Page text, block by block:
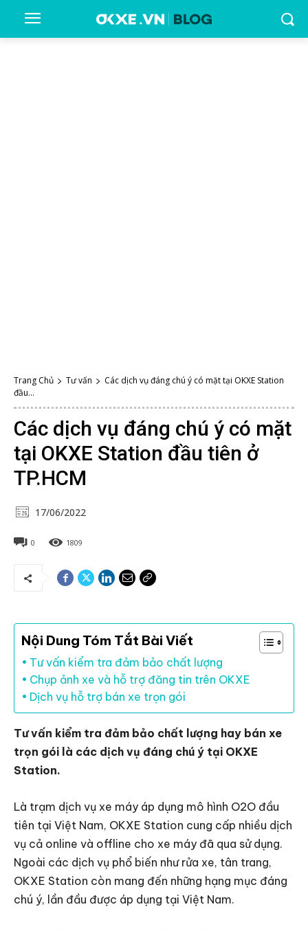
Trang Chủ Tư vấn
Các dịch vụ đáng chú ý có mặt tại OKXE Station
đầu...
Các dịch vụ đáng chú ý có mặt
tại OKXE Station đầu tiên ở
TP.HCM
17/06/2022
0 1809
Nội Dung Tóm Tắt Bài Viết
Tư vấn kiểm tra đảm bảo chất lượng
Chụp ảnh xe và hỗ trợ đăng tin trên OKXE
Dịch vụ hỗ trợ bán xe trọn gói
Tư vấn kiểm tra đảm bảo chất lượng hay bán xe
trọn gói là các dịch vụ đáng chú ý tại OKXE
Station.
Là trạm dịch vụ xe máy áp dụng mô hình O2O đầu
tiên tại Việt Nam, OKXE Station cung cấp nhiều dịch
vụ cả online và offline cho xe máy đã qua sử dụng.
Ngoài các dịch vụ phổ biến như rửa xe, tân trang,
OKXE Station còn mang đến những hạng mục đáng
chú ý, lần đầu được áp dụng tại Việt Nam.